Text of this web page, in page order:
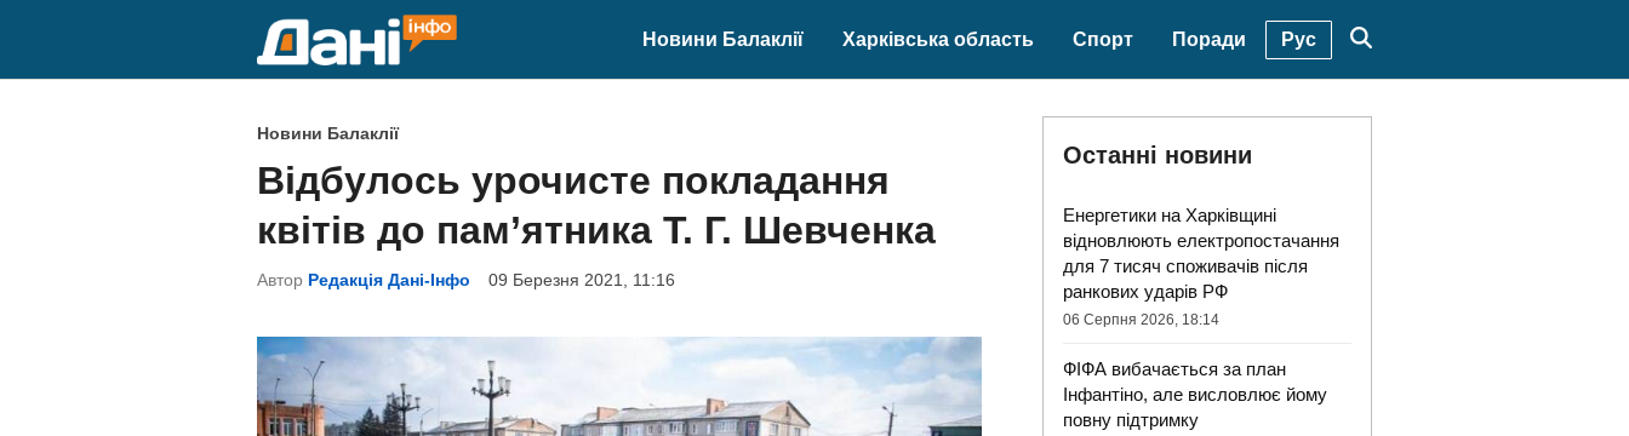
Новини Балаклії Харківська область Спорт Поради Рус
P
o
s
i
n
Новини Балаклії
Відбулось урочисте покладання
квітів до пам’ятника Т. Г. Шевченка
Автор Редакція Дані-Інфо 09 Березня 2021, 11:16
Останні новини
Енергетики на Харківщині
відновлюють електропостачання
для 7 тисяч споживачів після
ранкових ударів РФ
06 Серпня 2026, 18:14
ФІФА вибачається за план
Інфантіно, але висловлює йому
повну підтримку